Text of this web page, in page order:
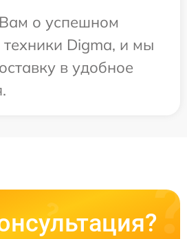
о успешном
техники Digma, и мы
в удобное